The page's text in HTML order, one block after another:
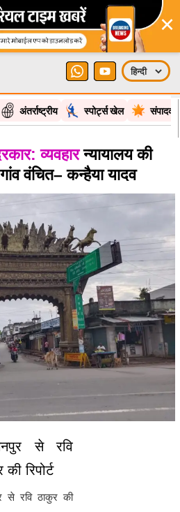
×
अंतर्राष्ट्रीय स्पोर्ट्स खेल
व्यवहारन्यायालय की
वंचित– कन्हैया यादव
से रवि ठाकुर की